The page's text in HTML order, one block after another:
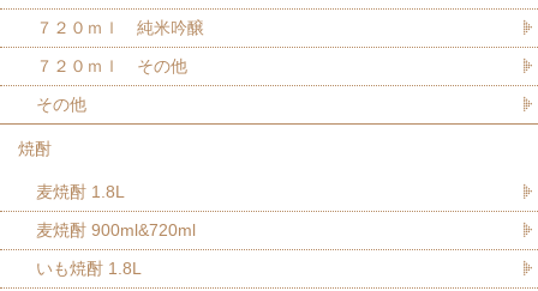
７２０ｍｌ 純米吟醸
７２０ｍｌ その他
その他
焼酎
麦焼酎 1.8L
麦焼酎 900ml&720ml
いも焼酎 1.8L